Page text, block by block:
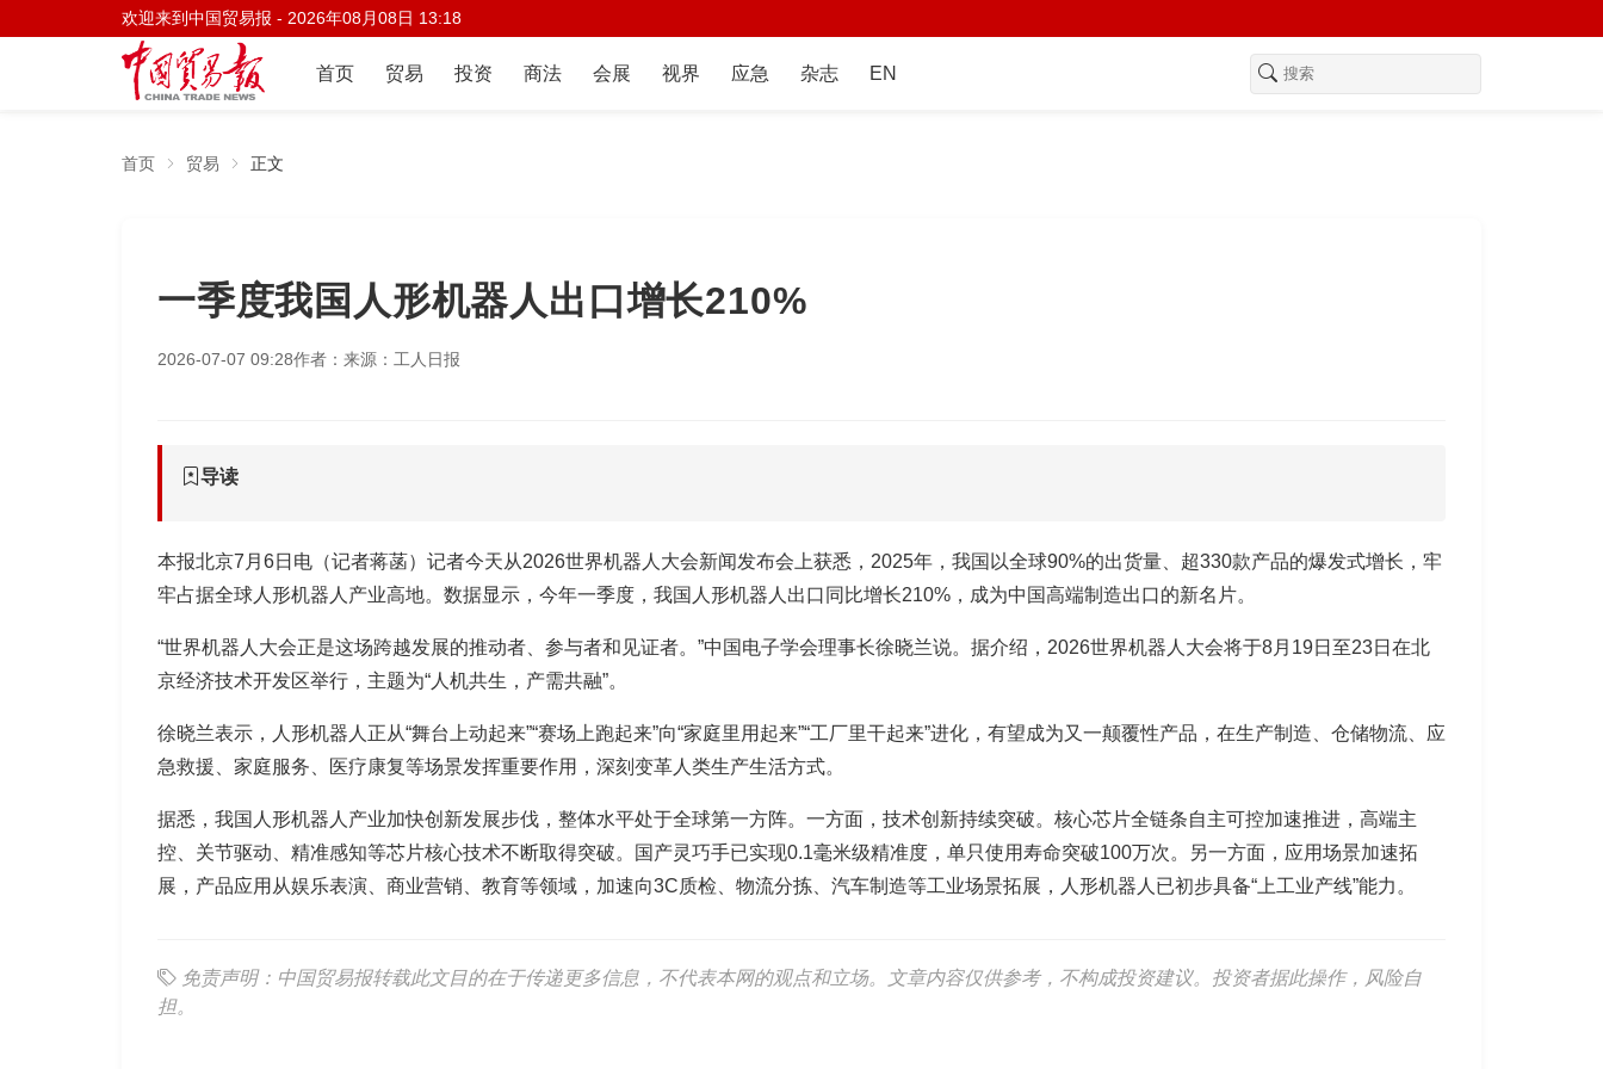
欢迎来到中国贸易报 - 2026年08月08日 13:18
首页 贸易 投资 商法 会展 视界 应急 杂志 EN
首页 贸易 正文
一季度我国人形机器人出口增长210%
2026-07-07 09:28作者： 来源：工人日报
导读
本报北京7月6日电（记者蒋菡）记者今天从2026世界机器人大会新闻发布会上获悉，2025年，我国以全球90%的出货量、超330款产品的爆发式增长，牢
牢占据全球人形机器人产业高地。数据显示，今年一季度，我国人形机器人出口同比增长210%，成为中国高端制造出口的新名片。
“世界机器人大会正是这场跨越发展的推动者、参与者和见证者。”中国电子学会理事长徐晓兰说。据介绍，2026世界机器人大会将于8月19日至23日在北
京经济技术开发区举行，主题为“人机共生，产需共融”。
徐晓兰表示，人形机器人正从“舞台上动起来”“赛场上跑起来”向“家庭里用起来”“工厂里干起来”进化，有望成为又一颠覆性产品，在生产制造、仓储物流、应
急救援、家庭服务、医疗康复等场景发挥重要作用，深刻变革人类生产生活方式。
据悉，我国人形机器人产业加快创新发展步伐，整体水平处于全球第一方阵。一方面，技术创新持续突破。核心芯片全链条自主可控加速推进，高端主
控、关节驱动、精准感知等芯片核心技术不断取得突破。国产灵巧手已实现0.1毫米级精准度，单只使用寿命突破100万次。另一方面，应用场景加速拓
展，产品应用从娱乐表演、商业营销、教育等领域，加速向3C质检、物流分拣、汽车制造等工业场景拓展，人形机器人已初步具备“上工业产线”能力。
免责声明：中国贸易报转载此文目的在于传递更多信息，不代表本网的观点和立场。文章内容仅供参考，不构成投资建议。投资者据此操作，风险自
担。